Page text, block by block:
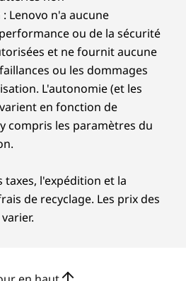
autre
de nouvelles
d’IA
enrichir votre vie
plans, soyez plus créatif.
dans le panneau D
selon la région/le modèle et la
et ne fournit aucune
ou les dommages
L'autonomie (et les
en fonction de
compris les paramètres du
taxes, l'expédition et la
de recyclage. Les prix des